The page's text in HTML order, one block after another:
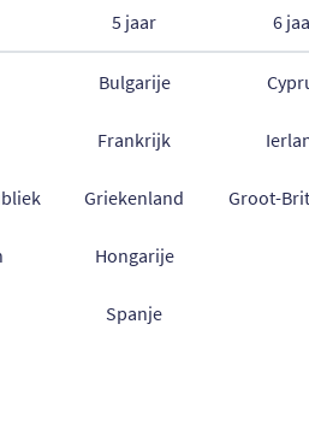
5 jaar 6
Bulgarije
Frankrijk
Griekenland Groot-
Hongarije
Spanje